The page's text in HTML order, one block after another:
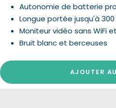
Autonomie de batterie
Longue portée jusqu'à
Moniteur vidéo sans WiFi
Bruit blanc et berceuses
AJOUTER